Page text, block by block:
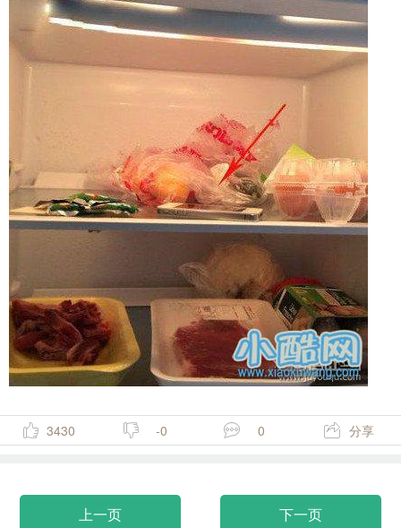
3430 -0 0 分享
上一页 下一页